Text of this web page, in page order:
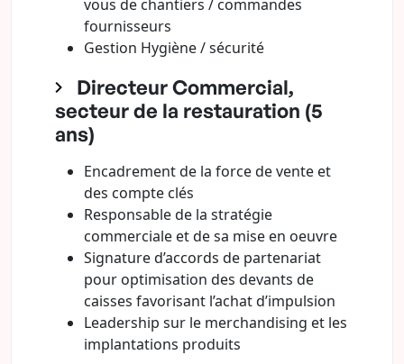
vous de chantiers / commandes
fournisseurs
Gestion Hygiène / sécurité
Directeur Commercial,
secteur de la restauration (5
ans)
Encadrement de la force de vente et
des compte clés
Responsable de la stratégie
commerciale et de sa mise en oeuvre
Signature d’accords de partenariat
pour optimisation des devants de
caisses favorisant l’achat d’impulsion
Leadership sur le merchandising et les
implantations produits